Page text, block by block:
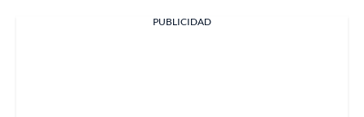
PUBLICIDAD